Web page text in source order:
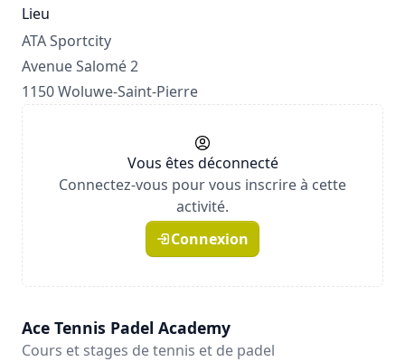
Lieu
ATA Sportcity
Avenue Salomé 2
1150 Woluwe-Saint-Pierre
Vous êtes déconnecté
Connectez-vous pour vous inscrire à cette
activité.
Connexion
Ace Tennis Padel Academy
Cours et stages de tennis et de padel